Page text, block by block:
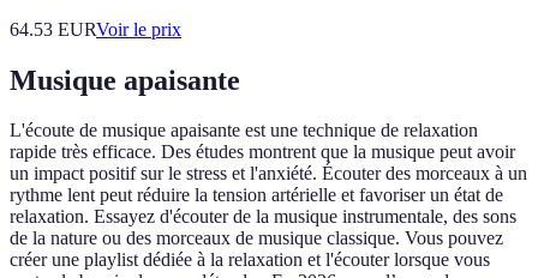
64.53 EURVoir le prix
Musique apaisante
L'écoute de musique apaisante est une technique de relaxation
rapide très efficace. Des études montrent que la musique peut avoir
un impact positif sur le stress et l'anxiété. Écouter des morceaux à un
rythme lent peut réduire la tension artérielle et favoriser un état de
relaxation. Essayez d'écouter de la musique instrumentale, des sons
de la nature ou des morceaux de musique classique. Vous pouvez
créer une playlist dédiée à la relaxation et l'écouter lorsque vous